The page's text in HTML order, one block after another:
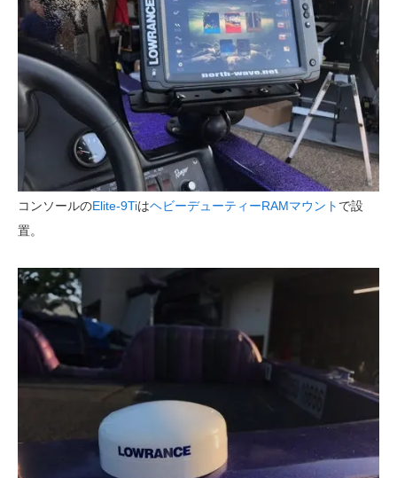
コンソールのElite-9TiはヘビーデューティーRAMマウント で設
置。